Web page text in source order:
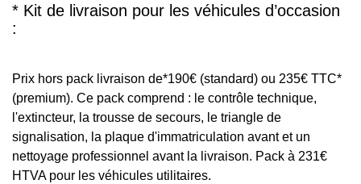
* Kit de livraison pour les véhicules d’occasion
:
Prix hors pack livraison de*190€ (standard) ou 235€ TTC*
(premium). Ce pack comprend : le contrôle technique,
l'extincteur, la trousse de secours, le triangle de
signalisation, la plaque d'immatriculation avant et un
nettoyage professionnel avant la livraison. Pack à 231€
HTVA pour les véhicules utilitaires.